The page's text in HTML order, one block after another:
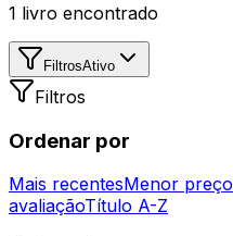
1 livro encontrado
FiltrosAtivo
Filtros
Ordenar por
Mais recentesMenor preço
avaliaçãoTítulo A-Z